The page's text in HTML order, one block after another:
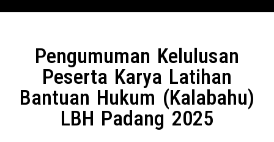
Pengumuman Kelulusan
Peserta Karya Latihan
Bantuan Hukum (Kalabahu)
LBH Padang 2025